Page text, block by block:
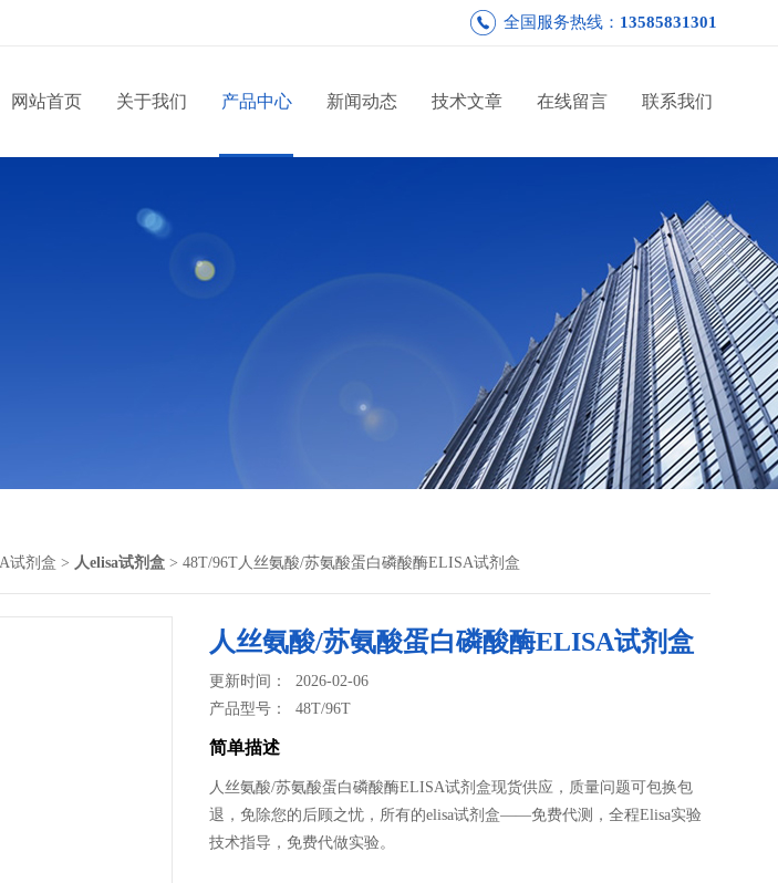
全国服务热线： 13585831301
网站首页 关于我们 产品中心 新闻动态 技术文章 在线留言 联系我们
试剂盒 > 人elisa试剂盒 > 48T/96T人丝氨酸/苏氨酸蛋白磷酸酶ELISA试剂盒
人丝氨酸/苏氨酸蛋白磷酸酶ELISA试剂盒
更新时间： 2026-02-06
产品型号：48T/96T
简单描述
人丝氨酸/苏氨酸蛋白磷酸酶ELISA试剂盒现货供应，质量问题可包换包
退，免除您的后顾之忧，所有的elisa试剂盒——免费代测，全程Elisa实验
技术指导，免费代做实验。